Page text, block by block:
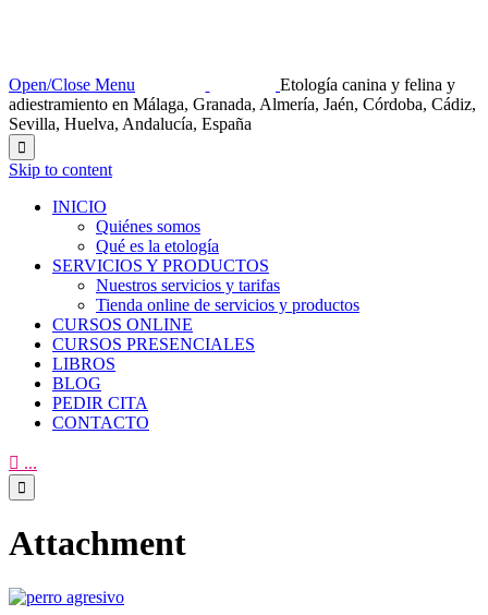
Open/Close Menu
Etología canina y felina y
adiestramiento en Málaga, Granada, Almería, Jaén, Córdoba, Cádiz,
Sevilla, Huelva, Andalucía, España

Skip to content
INICIO
Quiénes somos
Qué es la etología
SERVICIOS Y PRODUCTOS
Nuestros servicios y tarifas
Tienda online de servicios y productos
CURSOS ONLINE
CURSOS PRESENCIALES
LIBROS
BLOG
PEDIR CITA
CONTACTO
 ...

Attachment